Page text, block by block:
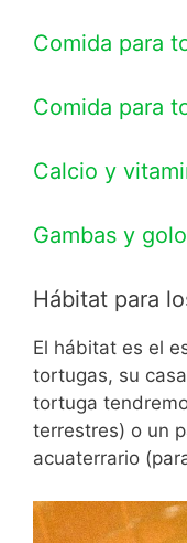
Comida para
Comida para
Calcio y
Gambas y
Hábitat para
El hábitat es el
tortugas, su
tortuga
terrestres) o un
acuaterrario